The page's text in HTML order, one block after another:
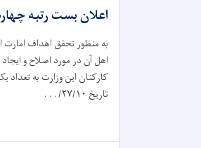
اعلان بست رتبه
به منظور تحقق اهداف امارت
اهل آن در مورد اصلاح و ایجاد
کارکنان این وزارت به تعداد
تاریخ
۲۷/۱۰ / . . .